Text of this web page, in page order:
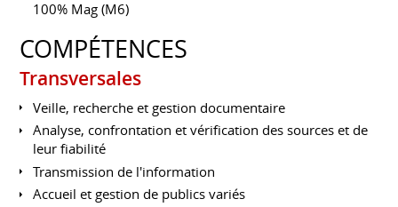
100% Mag (M6)
COMPÉTENCES
Transversales
Veille, recherche et gestion documentaire
Analyse, confrontation et vérification des sources et de
leur fiabilité
Transmission de l'information
Accueil et gestion de publics variés